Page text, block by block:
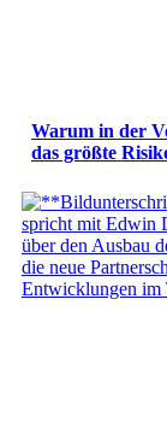
Warum in der
das größte